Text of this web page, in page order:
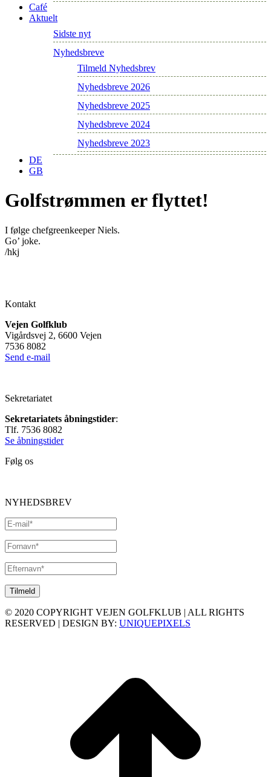
Café
Aktuelt
Sidste nyt
Nyhedsbreve
Tilmeld Nyhedsbrev
Nyhedsbreve 2026
Nyhedsbreve 2025
Nyhedsbreve 2024
Nyhedsbreve 2023
DE
GB
Golfstrømmen er flyttet!
I følge chefgreenkeeper Niels.
Go’ joke.
/hkj
Kontakt
Vejen Golfklub
Vigårdsvej 2, 6600 Vejen
7536 8082
Send e-mail
Sekretariatet
Sekretariatets åbningstider:
Tlf. 7536 8082
Se åbningstider
Følg os
NYHEDSBREV
© 2020 COPYRIGHT VEJEN GOLFKLUB | ALL RIGHTS
RESERVED | DESIGN BY: UNIQUEPIXELS